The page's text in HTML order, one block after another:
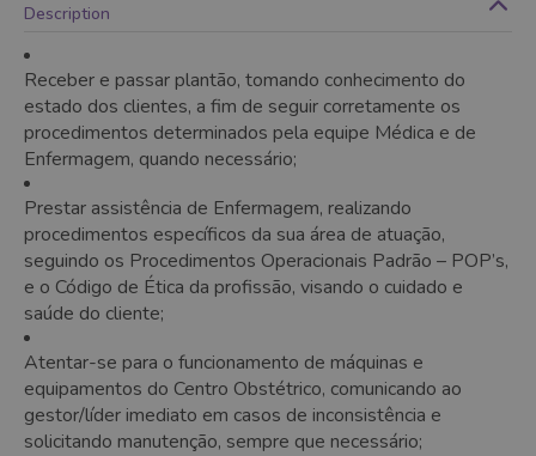
Description
Receber e passar plantão, tomando conhecimento do
estado dos clientes, a fim de seguir corretamente os
procedimentos determinados pela equipe Médica e de
Enfermagem, quando necessário;
Prestar assistência de Enfermagem, realizando
procedimentos específicos da sua área de atuação,
seguindo os Procedimentos Operacionais Padrão – POP’s,
e o Código de Ética da profissão, visando o cuidado e
saúde do cliente;
Atentar-se para o funcionamento de máquinas e
equipamentos do Centro Obstétrico, comunicando ao
gestor/líder imediato em casos de inconsistência e
solicitando manutenção, sempre que necessário;